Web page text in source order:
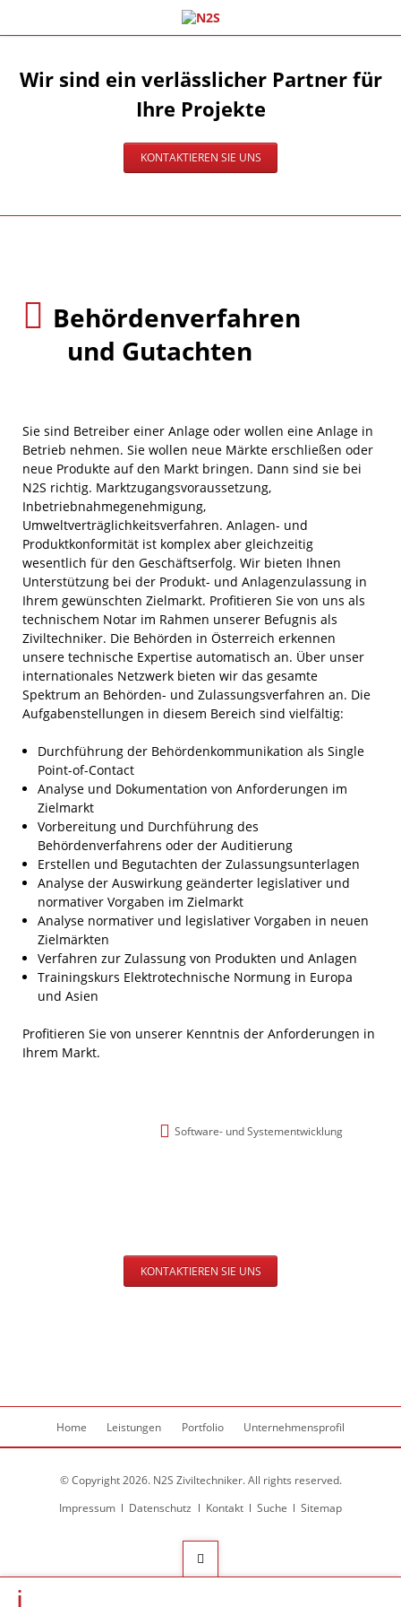
Wir sind ein verlässlicher Partner für
Ihre Projekte
KONTAKTIEREN SIE UNS
Behörden­verfahren
und Gutachten
Sie sind Betreiber einer Anlage oder wollen eine Anlage in
Betrieb nehmen. Sie wollen neue Märkte erschließen oder
neue Produkte auf den Markt bringen. Dann sind sie bei
N2S richtig. Marktzugangsvoraussetzung,
Inbetriebnahmegenehmigung,
Umweltverträglichkeitsverfahren. Anlagen- und
Produktkonformität ist komplex aber gleichzeitig
wesentlich für den Geschäftserfolg. Wir bieten Ihnen
Unterstützung bei der Produkt- und Anlagenzulassung in
Ihrem gewünschten Zielmarkt. Profitieren Sie von uns als
technischem Notar im Rahmen unserer Befugnis als
Ziviltechniker. Die Behörden in Österreich erkennen
unsere technische Expertise automatisch an. Über unser
internationales Netzwerk bieten wir das gesamte
Spektrum an Behörden- und Zulassungsverfahren an. Die
Aufgabenstellungen in diesem Bereich sind vielfältig:
Durchführung der Behördenkommunikation als Single
Point-of-Contact
Analyse und Dokumentation von Anforderungen im
Zielmarkt
Vorbereitung und Durchführung des
Behördenverfahrens oder der Auditierung
Erstellen und Begutachten der Zulassungsunterlagen
Analyse der Auswirkung geänderter legislativer und
normativer Vorgaben im Zielmarkt
Analyse normativer und legislativer Vorgaben in neuen
Zielmärkten
Verfahren zur Zulassung von Produkten und Anlagen
Trainingskurs Elektrotechnische Normung in Europa
und Asien
Profitieren Sie von unserer Kenntnis der Anforderungen in
Ihrem Markt.
Software- und Systementwicklung
KONTAKTIEREN SIE UNS
Navigation
Home Leistungen Portfolio Unternehmensprofil
© Copyright 2026. N2S Ziviltechniker. All rights reserved.
Navigation
Impressum Datenschutz Kontakt Suche Sitemap